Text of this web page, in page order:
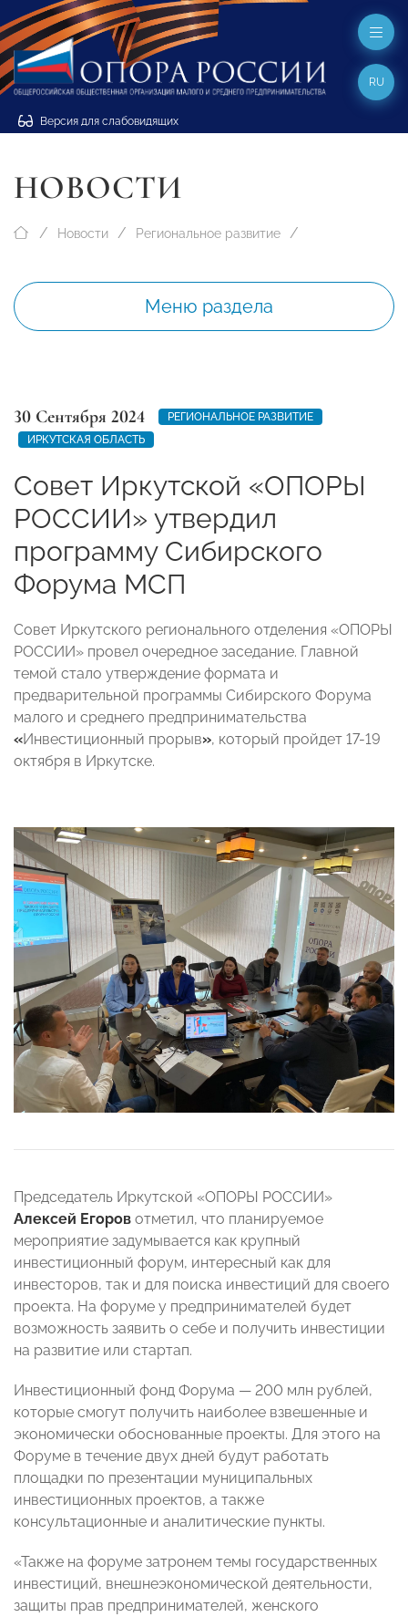
Версия для слабовидящих
RU
НОВОСТИ
Новости Региональное развитие
Меню раздела
30 Сентября 2024
РЕГИОНАЛЬНОЕ РАЗВИТИЕ
ИРКУТСКАЯ ОБЛАСТЬ
Совет Иркутской «ОПОРЫ
РОССИИ» утвердил
программу Сибирского
Форума МСП
Совет Иркутского регионального отделения «ОПОРЫ
РОССИИ» провел очередное заседание. Главной
темой стало утверждение формата и
предварительной программы Сибирского Форума
малого и среднего предпринимательства
«Инвестиционный прорыв», который пройдет 17-19
октября в Иркутске.
Председатель Иркутской «ОПОРЫ РОССИИ»
Алексей Егоров отметил, что планируемое
мероприятие задумывается как крупный
инвестиционный форум, интересный как для
инвесторов, так и для поиска инвестиций для своего
проекта. На форуме у предпринимателей будет
возможность заявить о себе и получить инвестиции
на развитие или стартап.
Инвестиционный фонд Форума — 200 млн рублей,
которые смогут получить наиболее взвешенные и
экономически обоснованные проекты. Для этого на
Форуме в течение двух дней будут работать
площадки по презентации муниципальных
инвестиционных проектов, а также
консультационные и аналитические пункты.
«Также на форуме затронем темы государственных
инвестиций, внешнеэкономической деятельности,
защиты прав предпринимателей, женского